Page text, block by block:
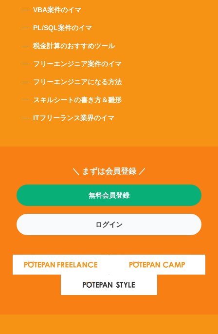
VBA案件のイマ
PL/SQL案件のイマ
税金計算のおすすめツール
フリーエンジニア案件のイマ
フリーエンジニアになる方法
スキルシートの書き方＆雛形
ITフリーランス業界のイマ
＼ まずは会員登録 ／
無料会員登録
ログイン